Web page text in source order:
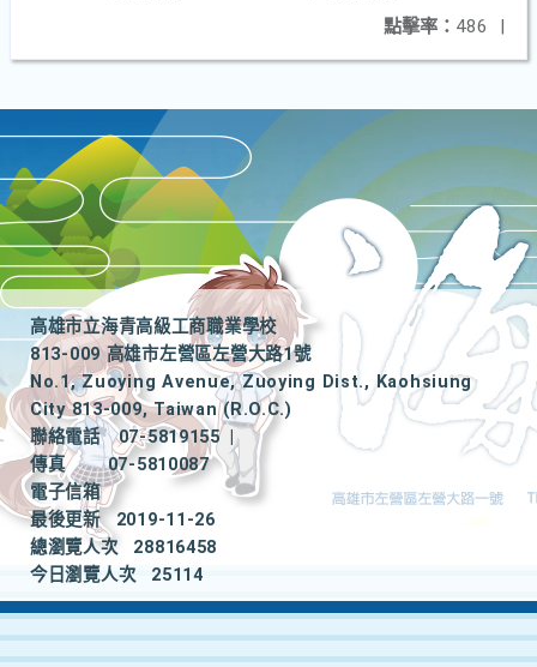
點擊率： 486 |
高雄市立海青高級工商職業學校
813-009 高雄市左營區左營大路1號
No.1, Zuoying Avenue, Zuoying Dist., Kaohsiung
City 813-009, Taiwan (R.O.C.)
聯絡電話
07-5819155
|
傳真
07-5810087
電子信箱
最後更新
2019-11-26
總瀏覽人次
28816458
今日瀏覽人次
25114